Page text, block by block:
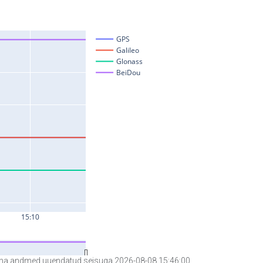
andmed uuendatud seisuga 2026-08-08 15:46:00